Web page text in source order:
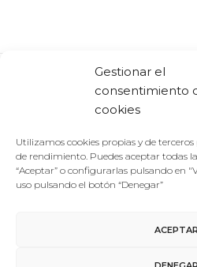
Gestionar el
consentimiento
cookies
Utilizamos cookies propias y de
de rendimiento. Puedes aceptar todas
“Aceptar” o configurarlas pulsando en
uso pulsando el botón “Denegar”
ACEPTAR
Comparte: Facebook